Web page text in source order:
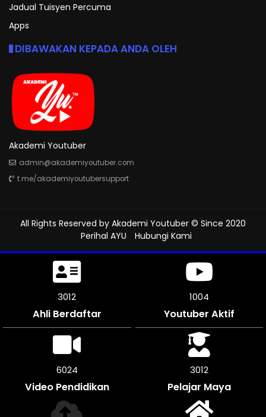
Jadual Tuisyen Percuma
Apps
DIBAWAKAN KEPADA ANDA OLEH
Akademi Youtuber
admin@akademiyoutuber.com
t.me/akademiyoutubersupport
All Rights Reserved by Akademi Youtuber © Since 2020
Perihal AYU
Hubungi Kami
3393
Ahli Berdaftar
1130
Youtuber Aktif
6780
Video Pendidikan
3390
Pelajar Maya